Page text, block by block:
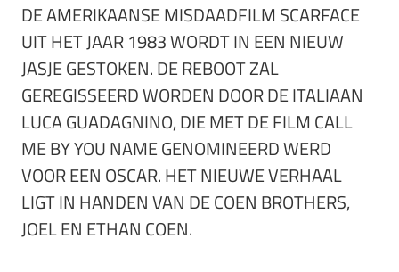
DE AMERIKAANSE MISDAADFILM SCARFACE
UIT HET JAAR 1983 WORDT IN EEN NIEUW
JASJE GESTOKEN. DE REBOOT ZAL
GEREGISSEERD WORDEN DOOR DE ITALIAAN
LUCA GUADAGNINO, DIE MET DE FILM CALL
ME BY YOU NAME GENOMINEERD WERD
VOOR EEN OSCAR. HET NIEUWE VERHAAL
LIGT IN HANDEN VAN DE COEN BROTHERS,
JOEL EN ETHAN COEN.